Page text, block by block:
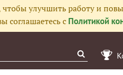
улучшить работу и
соглашаетесь с Политикой